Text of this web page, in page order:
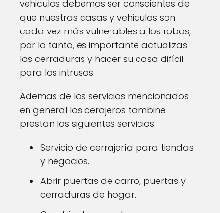
vehiculos debemos ser conscientes de
que nuestras casas y vehiculos son
cada vez más vulnerables a los robos,
por lo tanto, es importante actualizas
las cerraduras y hacer su casa difícil
para los intrusos.
Ademas de los servicios mencionados
en general los cerajeros tambine
prestan los siguientes servicios:
Servicio de cerrajería para tiendas
y negocios.
Abrir puertas de carro, puertas y
cerraduras de hogar.